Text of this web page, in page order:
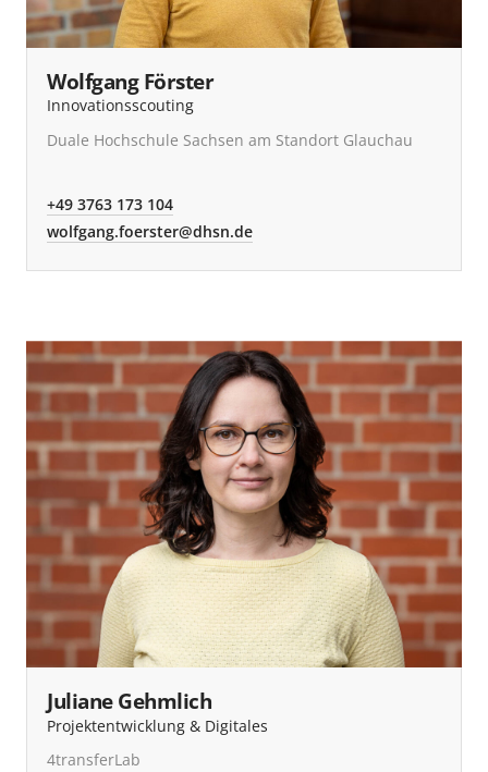
Wolfgang Förster
Innovationsscouting
Duale Hochschule Sachsen am Standort Glauchau
+49 3763 173 104
wolfgang.foerster@dhsn.de
Juliane Gehmlich
Projektentwicklung & Digitales
4transferLab